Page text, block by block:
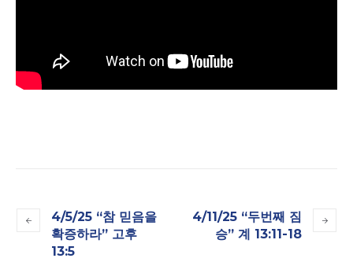
4/5/25 “참 믿음을
확증하라” 고후
13:5
4/11/25 “두번째 짐
승” 계 13:11-18